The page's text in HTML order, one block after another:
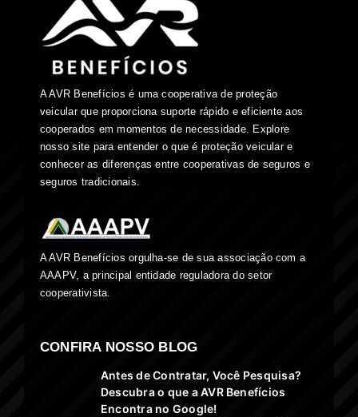
A AVR Benefícios é uma cooperativa de proteção
veicular que proporciona suporte rápido e eficiente aos
cooperados em momentos de necessidade. Explore
nosso site para entender o que é proteção veicular e
conhecer as diferenças entre cooperativas de seguros e
seguros tradicionais.
A AVR Benefícios orgulha-se de sua associação com a
AAAPV, a principal entidade reguladora do setor
cooperativista.
CONFIRA NOSSO BLOG
Antes de Contratar, Você Pesquisa?
Descubra o que a AVR Benefícios
Encontra no Google!